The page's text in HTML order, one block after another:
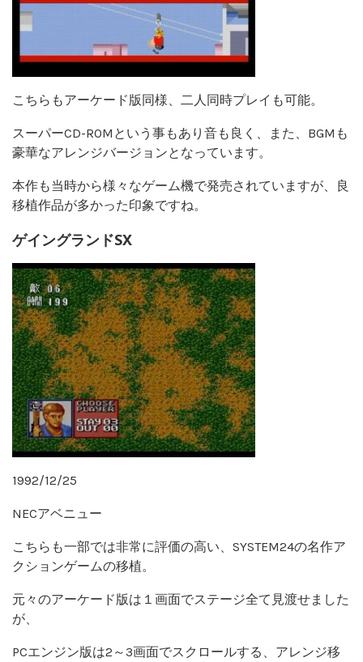
こちらもアーケード版同様、二人同時プレイも可能。
スーパーCD-ROMという事もあり音も良く、また、BGMも
豪華なアレンジバージョンとなっています。
本作も当時から様々なゲーム機で発売されていますが、良
移植作品が多かった印象ですね。
ゲイングランドSX
1992/12/25
NECアベニュー
こちらも一部では非常に評価の高い、SYSTEM24の名作ア
クションゲームの移植。
元々のアーケード版は１画面でステージ全て見渡せました
が、
PCエンジン版は2～3画面でスクロールする、アレンジ移